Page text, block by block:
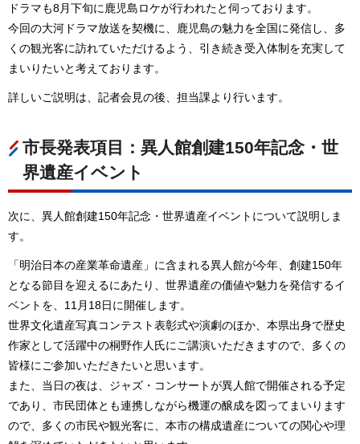
ドラマも8月下旬に鹿児島ロケが行われたと伺っております。
今回の大河ドラマ放送を契機に、鹿児島の魅力を全国に発信し、多
くの観光客に訪れていただけるよう、引き続き受入体制を充実して
まいりたいと考えております。
詳しいご説明は、記者会見の後、担当課より行います。
市長発表項目：異人館創建150年記念・世
界遺産イベント
次に、異人館創建150年記念・世界遺産イベントについて説明しま
す。
「明治日本の産業革命遺産」に含まれる異人館が今年、創建150年
となる節目を迎えるにあたり、世界遺産の価値や魅力を発信するイ
ベントを、11月18日に開催します。
世界文化遺産写真コンテスト表彰式や演劇のほか、本県出身で歴史
作家として活躍中の桐野作人氏にご講演いただきますので、多くの
皆様にご参加いただきたいと思います。
また、当日の夜は、ジャズ・コンサートが異人館で開催される予定
であり、市民団体とも連携しながら機運の醸成を図ってまいります
ので、多くの市民や観光客に、本市の構成遺産についての関心や理